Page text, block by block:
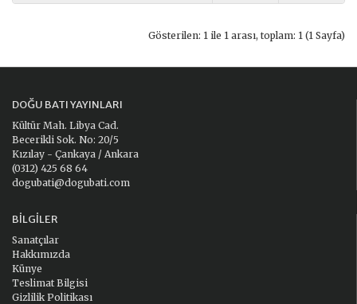
Gösterilen: 1 ile 1 arası, toplam: 1 (1 Sayfa)
DOĞU BATI YAYINLARI
Kültür Mah. Libya Cad.
Becerikli Sok. No: 20/5
Kızılay - Çankaya / Ankara
(0312) 425 68 64
dogubati@dogubati.com
BILGILER
Sanatçılar
Hakkımızda
Künye
Teslimat Bilgisi
Gizlilik Politikası